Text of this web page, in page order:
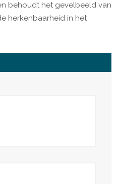
behoudt het gevelbeeld van
herkenbaarheid in het